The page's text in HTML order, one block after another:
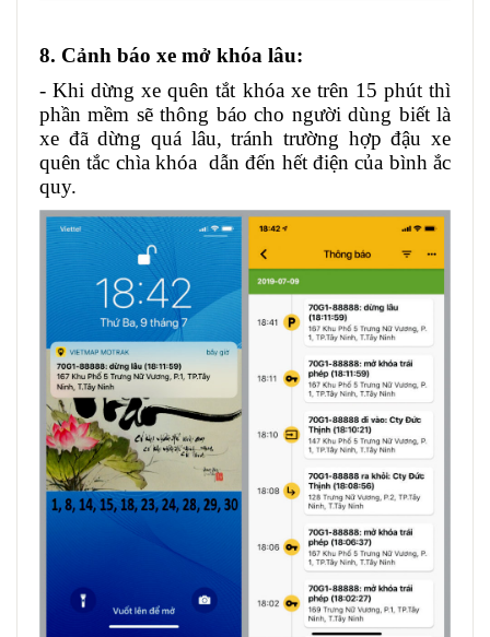
8. Cảnh báo xe mở khóa lâu:
- Khi dừng xe quên tắt khóa xe trên 15 phút thì
phần mềm sẽ thông báo cho người dùng biết là
xe đã dừng quá lâu, tránh trường hợp đậu xe
quên tắc chìa khóa dẫn đến hết điện của bình ắc
quy.